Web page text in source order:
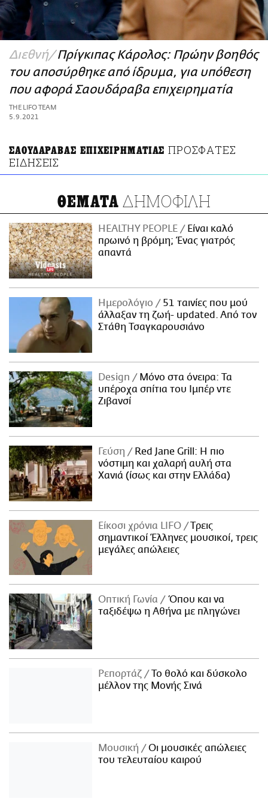
ΑΜΠΑ
PRINT
Διεθνή Πρίγκιπας Κάρολος: Πρώην βοηθός
του αποσύρθηκε από ίδρυμα, για υπόθεση
που αφορά Σαουδάραβα επιχειρηματία
THE LIFO TEAM
5.9.2021
ΣΑΟΥΔΑΡΑΒΑΣ ΕΠΙΧΕΙΡΗΜΑΤΙΑΣ ΠΡΟΣΦΑΤΕΣ
ΕΙΔΗΣΕΙΣ
ΘΕΜΑΤΑ ΔΗΜΟΦΙΛΗ
HEALTHY PEOPLE
Είναι καλό
πρωινό η βρόμη; Ένας γιατρός
απαντά
Ημερολόγιο
51 ταινίες που μού
άλλαξαν τη ζωή- updated. Aπό τον
Στάθη Τσαγκαρουσιάνο
Design
Μόνο στα όνειρα: Τα
υπέροχα σπίτια του Ιμπέρ ντε
Ζιβανσί
Γεύση
Red Jane Grill: Η πιο
νόστιμη και χαλαρή αυλή στα
Χανιά (ίσως και στην Ελλάδα)
Είκοσι χρόνια LIFO
Tρεις
σημαντικοί Έλληνες μουσικοί, τρεις
μεγάλες απώλειες
Οπτική Γωνία
Όπου και να
ταξιδέψω η Αθήνα με πληγώνει
Ρεπορτάζ
Το θολό και δύσκολο
μέλλον της Μονής Σινά
Μουσική
Οι μουσικές απώλειες
του τελευταίου καιρού